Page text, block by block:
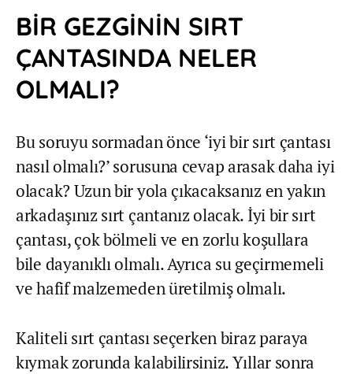
BİR GEZGİNİN SIRT
ÇANTASINDA NELER
OLMALI?
Bu soruyu sormadan önce ‘iyi bir sırt çantası
nasıl olmalı?’ sorusuna cevap arasak daha iyi
olacak? Uzun bir yola çıkacaksanız en yakın
arkadaşınız sırt çantanız olacak. İyi bir sırt
çantası, çok bölmeli ve en zorlu koşullara
bile dayanıklı olmalı. Ayrıca su geçirmemeli
ve hafif malzemeden üretilmiş olmalı.
Kaliteli sırt çantası seçerken biraz paraya
kıymak zorunda kalabilirsiniz. Yıllar sonra